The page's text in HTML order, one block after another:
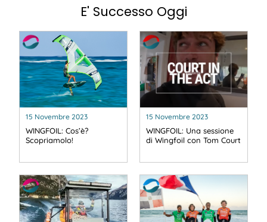
E' Successo Oggi
15 Novembre 2023
WINGFOIL: Cos’è?
Scopriamolo!
15 Novembre 2023
WINGFOIL: Una sessione
di Wingfoil con Tom Court